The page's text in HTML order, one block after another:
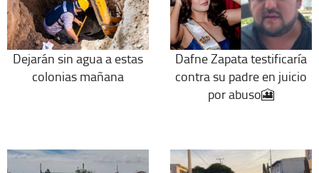
Dejarán sin agua a estas
colonias mañana
Dafne Zapata testificaría
contra su padre en juicio
por abuso🎦